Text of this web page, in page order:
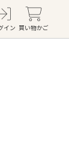
イン 買い物かご